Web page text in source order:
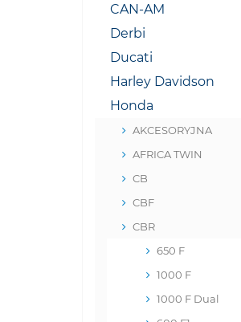
CAN-AM
Derbi
Ducati
Harley Davidson
Honda
AKCESORYJNA
AFRICA TWIN
CB
CBF
CBR
650 F
1000 F
1000 F Dual